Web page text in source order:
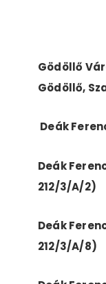
Gödöllő
Gödöllő,
Deák
Deák
212/3/A/2)
Deák
212/3/A/8)